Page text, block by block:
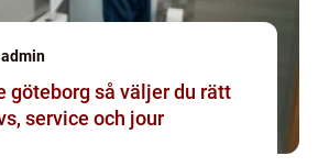
admin
så väljer du rätt
service och jour